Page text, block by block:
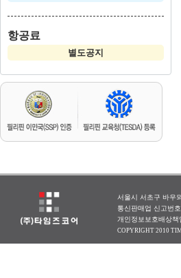
항공료
별도공지
서울시 서초구 바우
통신판매업 신고번호
개인정보보호배상책
COPYRIGHT 2010